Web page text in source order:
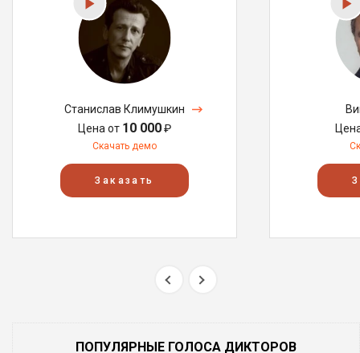
Станислав Климушкин
Цена от 10 000₽
Скачать демо
Заказать
ПОПУЛЯРНЫЕ ГОЛОСА ДИКТОРОВ